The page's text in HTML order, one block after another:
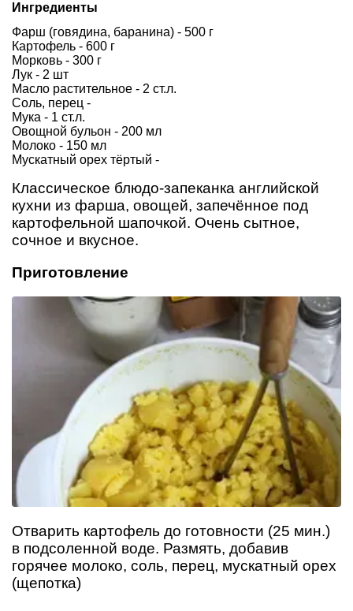
Ингредиенты
Фарш (говядина, баранина) - 500 г
Картофель - 600 г
Морковь - 300 г
Лук - 2 шт
Масло растительное - 2 ст.л.
Соль, перец -
Мука - 1 ст.л.
Овощной бульон - 200 мл
Молоко - 150 мл
Мускатный орех тёртый -
Классическое блюдо-запеканка английской
кухни из фарша, овощей, запечённое под
картофельной шапочкой. Очень сытное,
сочное и вкусное.
Приготовление
Отварить картофель до готовности (25 мин.)
в подсоленной воде. Размять, добавив
горячее молоко, соль, перец, мускатный орех
(щепотка)